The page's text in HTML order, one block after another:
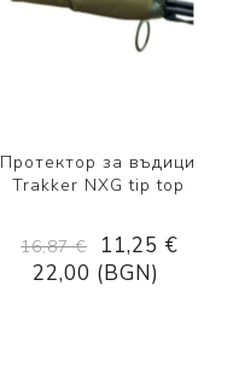
Протектор за въдици
Trakker NXG tip top
16,87 €
11,25 €
22,00 (BGN)